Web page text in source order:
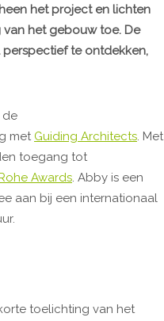
het project en lichten
het gebouw toe. De
te ontdekken,
de
met Guiding Architects. Met
toegang tot
Awards. Abby is een
aan bij een internationaal
toelichting van het